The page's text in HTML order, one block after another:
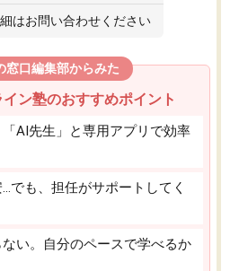
はお問い合わせください
窓口編集部からみた
ン塾のおすすめポイント
AI先生」と専用アプリで効率
でも、担任がサポートしてく
い。自分のペースで学べるか